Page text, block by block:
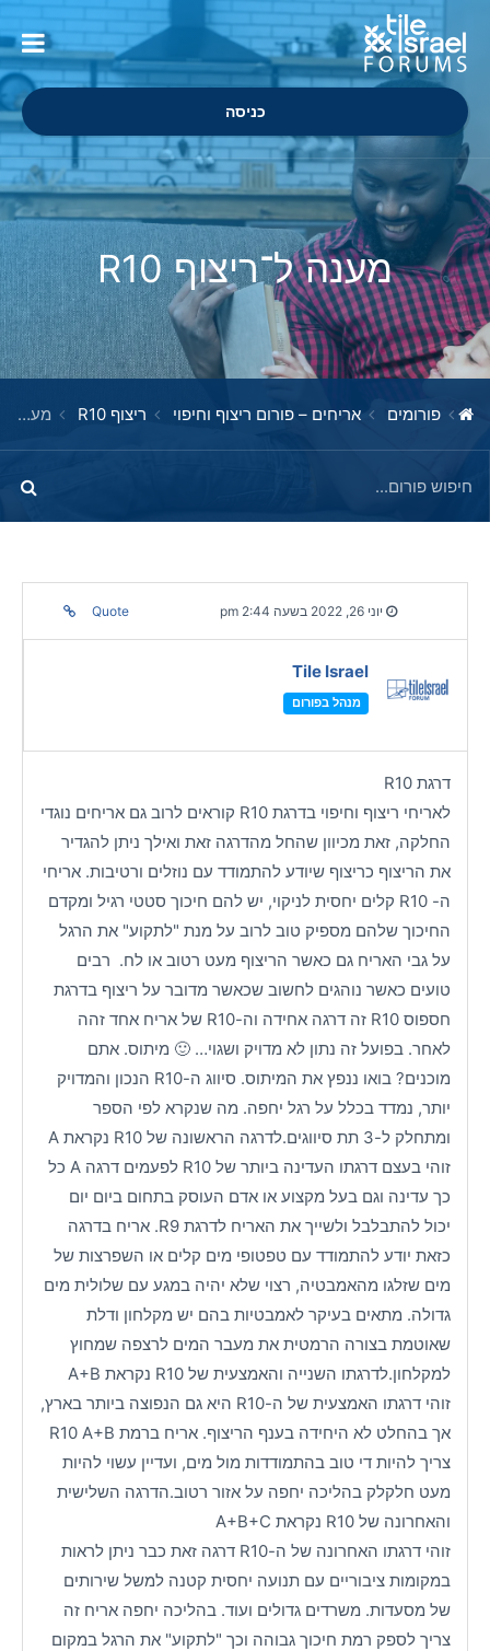
כניסה
מענה ל־ריצוף R10
פורומים אריחים – פורום ריצוף וחיפוי ריצוף R10 מענה ל־ריצוף R10
יוני 26, 2022 בשעה 2:44 pm Quote
Tile Israel
מנהל בפורום
דרגת R10
לאריחי ריצוף וחיפוי בדרגת R10 קוראים לרוב גם אריחים נוגדי
החלקה, זאת מכיוון שהחל מהדרגה זאת ואילך ניתן להגדיר
את הריצוף כריצוף שיודע להתמודד עם נוזלים ורטיבות. אריחי
ה- R10 קלים יחסית לניקוי, יש להם חיכוך סטטי רגיל ומקדם
החיכוך שלהם מספיק טוב לרוב על מנת "לתקוע" את הרגל
על גבי האריח גם כאשר הריצוף מעט רטוב או לח. רבים
טועים כאשר נוהגים לחשוב שכאשר מדובר על ריצוף בדרגת
חספוס R10 זה דרגה אחידה וה-R10 של אריח אחד זהה
לאחר. בפועל זה נתון לא מדויק ושגוי… 🙂 מיתוס. אתם
מוכנים? בואו ננפץ את המיתוס. סיווג ה-R10 הנכון והמדויק
יותר, נמדד בכלל על רגל יחפה. מה שנקרא לפי הספר
ומתחלק ל-3 תת סיווגים.לדרגה הראשונה של R10 נקראת A
זוהי בעצם דרגתו העדינה ביותר של R10 לפעמים דרגה A כל
כך עדינה וגם בעל מקצוע או אדם העוסק בתחום ביום יום
יכול להתבלבל ולשייך את האריח לדרגת R9. אריח בדרגה
כזאת יודע להתמודד עם טפטופי מים קלים או השפרצות של
מים שזלגו מהאמבטיה, רצוי שלא יהיה במגע עם שלולית מים
גדולה. מתאים בעיקר לאמבטיות בהם יש מקלחון ודלת
שאוטמת בצורה הרמטית את מעבר המים לרצפה שמחוץ
למקלחון.לדרגתו השנייה והאמצעית של R10 נקראת A+B
זוהי דרגתו האמצעית של ה-R10 היא גם הנפוצה ביותר בארץ,
אך בהחלט לא היחידה בענף הריצוף. אריח ברמת R10 A+B
צריך להיות די טוב בהתמודדות מול מים, ועדיין עשוי להיות
מעט חלקלק בהליכה יחפה על אזור רטוב.הדרגה השלישית
והאחרונה של R10 נקראת A+B+C
זוהי דרגתו האחרונה של ה-R10 דרגה זאת כבר ניתן לראות
במקומות ציבוריים עם תנועה יחסית קטנה למשל שירותים
של מסעדות. משרדים גדולים ועוד. בהליכה יחפה אריח זה
צריך לספק רמת חיכוך גבוהה וכך "לתקוע" את הרגל במקום